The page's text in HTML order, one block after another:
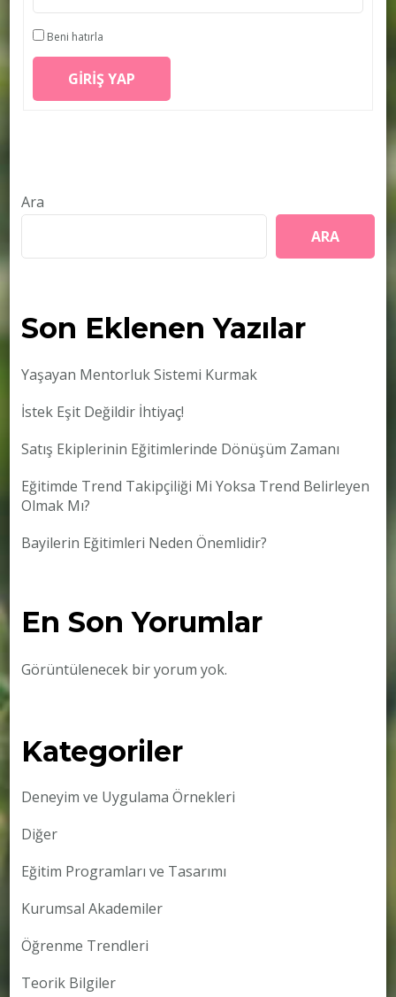
Beni hatırla
GIRIŞ YAP
Ara
ARA
Son Eklenen Yazılar
Yaşayan Mentorluk Sistemi Kurmak
İstek Eşit Değildir İhtiyaç!
Satış Ekiplerinin Eğitimlerinde Dönüşüm Zamanı
Eğitimde Trend Takipçiliği Mi Yoksa Trend Belirleyen
Olmak Mı?
Bayilerin Eğitimleri Neden Önemlidir?
En Son Yorumlar
Görüntülenecek bir yorum yok.
Kategoriler
Deneyim ve Uygulama Örnekleri
Diğer
Eğitim Programları ve Tasarımı
Kurumsal Akademiler
Öğrenme Trendleri
Teorik Bilgiler